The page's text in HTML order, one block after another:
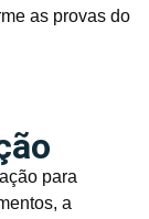
as provas do
para
a